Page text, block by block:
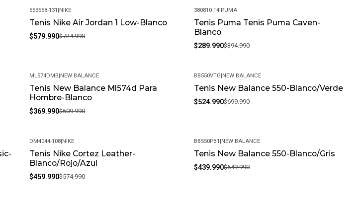
-20%
553558-131 |NIKE
Tenis Nike Air Jordan 1 Low-Blanco
$579.990$724.990
-27%
380810-14|PUMA
Tenis Puma Tenis Puma Caven-
Blanco
$289.990$394.990
-39%
ML574DMB|NEW BALANCE
Tenis New Balance Ml574d Para
Hombre-Blanco
$369.990$609.990
-25%
BB550VTG|NEW BALANCE
Tenis New Balance 550-Blanco/Verde
$524.990$699.990
-20%
DM4044-108|NIKE
Tenis Nike Cortez Leather-
Blanco/Rojo/Azul
$459.990$574.990
-32%
BB550PB1 |NEW BALANCE
Tenis New Balance 550-Blanco/Gris
$439.990$649.990